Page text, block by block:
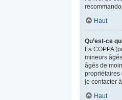
Haut
Qu’est-ce
La COPPA
mineurs
âgés de
propriétaires
je contacter
Haut